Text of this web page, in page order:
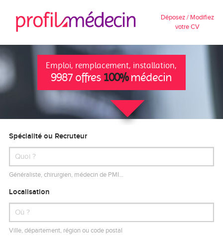
Déposez / Modifiez
votre CV
Emploi, remplacement, installation,
9987 offres 100%médecin
Spécialité ou Recruteur
Généraliste, chirurgien, médecin de PMI…
Localisation
Ville, département, région ou code postal